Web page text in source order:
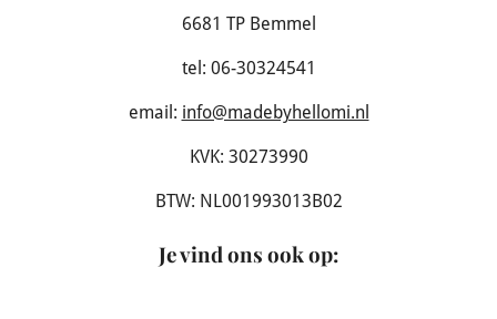
6681 TP Bemmel
tel: 06-30324541
email: info@madebyhellomi.nl
KVK: 30273990
BTW: NL001993013B02
Je vind ons ook op: